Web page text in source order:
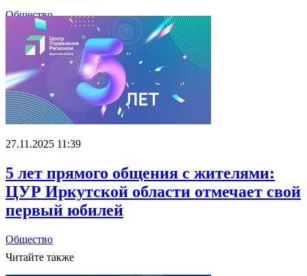
Общество
27.11.2025 11:39
5 лет прямого общения с жителями:
ЦУР Иркутской области отмечает свой
первый юбилей
Общество
Читайте также